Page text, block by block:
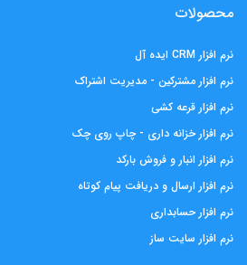
محصولات
نرم افزار CRM ایده آل
نرم افزار مشترکین - مدیریت اشتراک
نرم افزار قرعه کشی
نرم افزار خزانه داری - چاپ روی چک
نرم افزار انبار و فروش بارکد
نرم افزار ارسال و دریافت پیام کوتاه
نرم افزار حسابداری
نرم افزار سایت ساز